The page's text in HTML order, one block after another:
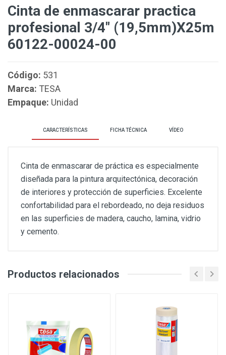
Cinta de enmascarar practica
profesional 3/4" (19,5mm)X25m
60122-00024-00
Código: 531
Marca: TESA
Empaque: Unidad
CARACTERÍSTICAS FICHA TÉCNICA VÍDEO
Cinta de enmascarar de práctica es especialmente
diseñada para la pintura arquitectónica, decoración
de interiores y protección de superficies. Excelente
confortabilidad para el rebordeado, no deja residuos
en las superficies de madera, caucho, lamina, vidrio
y cemento.
Productos relacionados